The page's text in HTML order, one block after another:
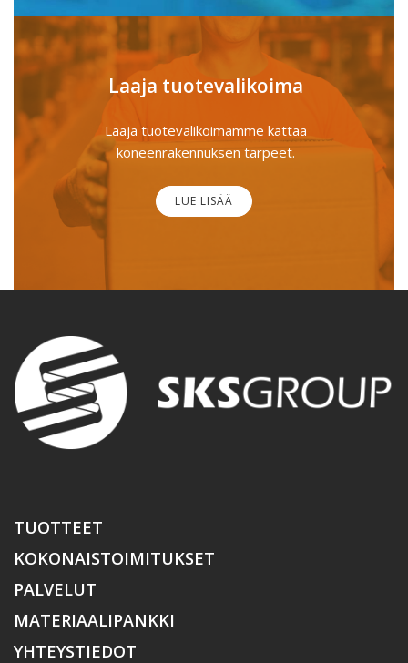
Laaja tuotevalikoima
Laaja tuotevalikoimamme kattaa
koneenrakennuksen tarpeet.
LUE LISÄÄ
TUOTTEET
KOKONAISTOIMITUKSET
PALVELUT
MATERIAALIPANKKI
YHTEYSTIEDOT